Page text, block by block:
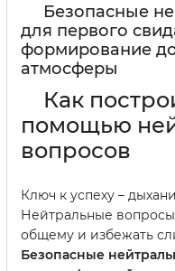
Безопасные
для первого
формирование
атмосферы
Как
помощью
вопросов
Ключ к успеху –
Нейтральные
общему и избежать
Безопасные